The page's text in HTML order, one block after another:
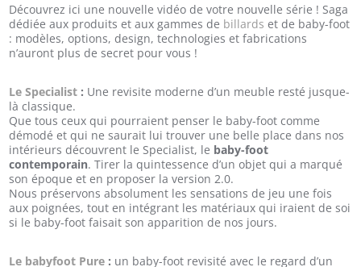
Découvrez ici une nouvelle vidéo de votre nouvelle série ! Saga
dédiée aux produits et aux gammes de billards et de baby-foot
: modèles, options, design, technologies et fabrications
n’auront plus de secret pour vous !
Le Specialist : Une revisite moderne d’un meuble resté jusque-
là classique.
Que tous ceux qui pourraient penser le baby-foot comme
démodé et qui ne saurait lui trouver une belle place dans nos
intérieurs découvrent le Specialist, le baby-foot
contemporain. Tirer la quintessence d’un objet qui a marqué
son époque et en proposer la version 2.0.
Nous préservons absolument les sensations de jeu une fois
aux poignées, tout en intégrant les matériaux qui iraient de soi
si le baby-foot faisait son apparition de nos jours.
Le babyfoot Pure : un baby-foot revisité avec le regard d’un